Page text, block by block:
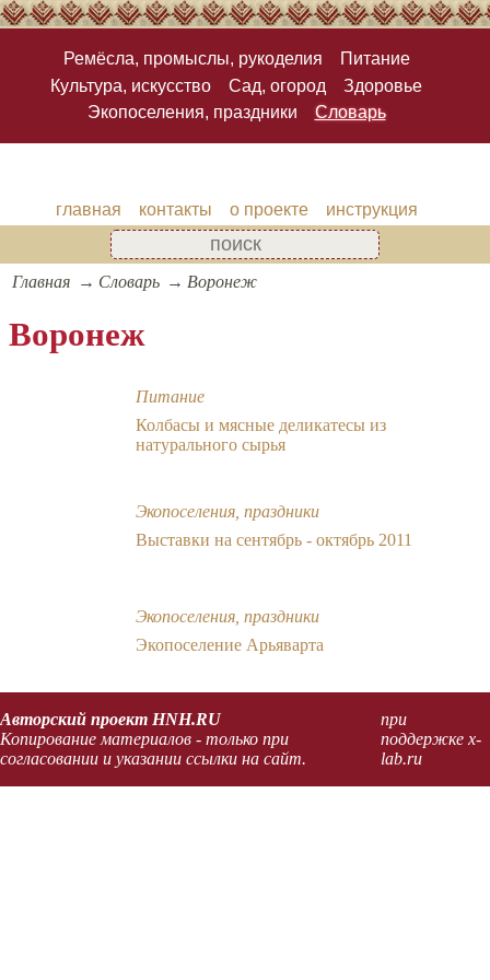
Ремёсла, промыслы, рукоделия
Питание
Культура, искусство
Сад, огород
Здоровье
Экопоселения, праздники
Словарь
главная контакты о проекте инструкция
Главная Словарь Воронеж
Воронеж
Питание
Колбасы и мясные деликатесы из
натурального сырья
Экопоселения, праздники
Выставки на сентябрь - октябрь 2011
Экопоселения, праздники
Экопоселение Арьяварта
Авторский проект HNH.RU
Копирование материалов - только при
согласовании и указании ссылки на сайт.
при
поддержке x-
lab.ru